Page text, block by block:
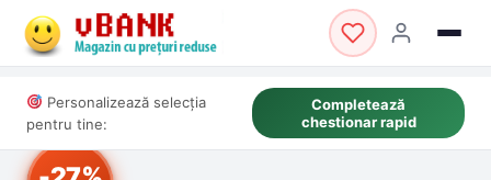
Personalizează selecția
pentru tine:
Completează
chestionar rapid